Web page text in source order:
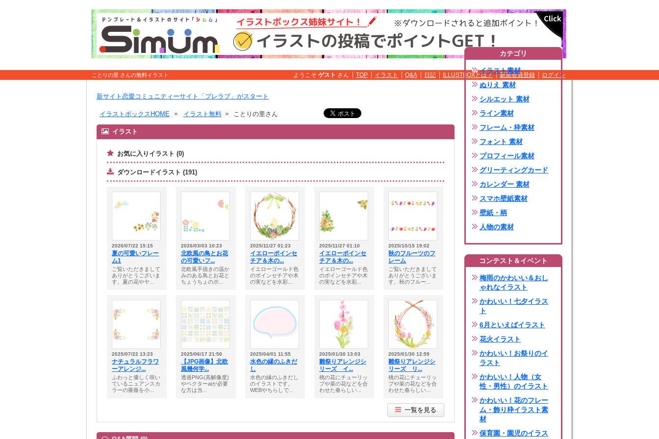
ことりの里 さんの無料イラスト ようこそ ゲスト さん TOP イラスト Q&A 日記 ILLUSTBOXとは？ 新規会員登録 ログイン
新サイト恋愛コミュニティーサイト「ブレラブ」がスタート
イラストボックスHOME イラスト無料 ことりの里さん
イラスト
お気に入りイラスト (0)
ダウンロードイラスト (191)
2026/07/22 15:15
夏の可愛いフレー
ム1
ご覧いただきまして
ありがとうございま
す。夏の花やヤ...
2026/03/03 10:23
北欧風の鳥とお花
の可愛いフ...
北欧風手描きの温か
みのある鳥とお花と
ちょうちょのポ...
2025/11/27 01:23
イエローポインセ
チア＆木の...
イエローゴールド色
のポインセチアや木
の実などを水彩...
2025/11/27 01:10
イエローポインセ
チア＆木の...
イエローゴールド色
のポインセチアや木
の実などを水彩...
2025/10/15 19:02
秋のフルーツのフ
レーム
ご覧いただきまして
ありがとうございま
す。秋のフルー...
2025/07/22 13:23
ナチュラルフラワ
ーアレンジ...
ふわっと優しく咲い
ているニュアンスカ
ラーの薔薇を小...
2025/06/17 21:50
【JPG画像】北欧
風幾何学...
透過PNG(高解像度)
やベクターaiが必要
な方は当...
2025/04/01 11:55
水色の縁のふきだ
し
水色の縁のふきだし
のイラストです。
WEBやちらしで...
2025/01/30 13:03
雛祭りアレンジシ
リーズ イ...
桃の花にチューリッ
プや菜の花などを合
わせた春らしい...
2025/01/30 12:59
雛祭りアレンジシ
リーズ リ...
桃の花にチューリッ
プや菜の花などを合
わせた春らしい...
一覧を見る
カテゴリ
イラスト素材
ぬりえ 素材
シルエット 素材
ライン素材
フレーム・枠素材
フォント 素材
プロフィール素材
グリーティングカード
カレンダー 素材
スマホ壁紙素材
壁紙・柄
人物の素材
コンテスト＆イベント
梅雨のかわいい＆おし
ゃれなイラスト
かわいい！七夕イラス
ト
6月といえばイラスト
花火イラスト
かわいい！お祭りのイ
ラスト
かわいい！人物（女
性・男性）のイラスト
かわいい！花のフレー
ム・飾り枠イラスト素
材
保育園・園児のイラス